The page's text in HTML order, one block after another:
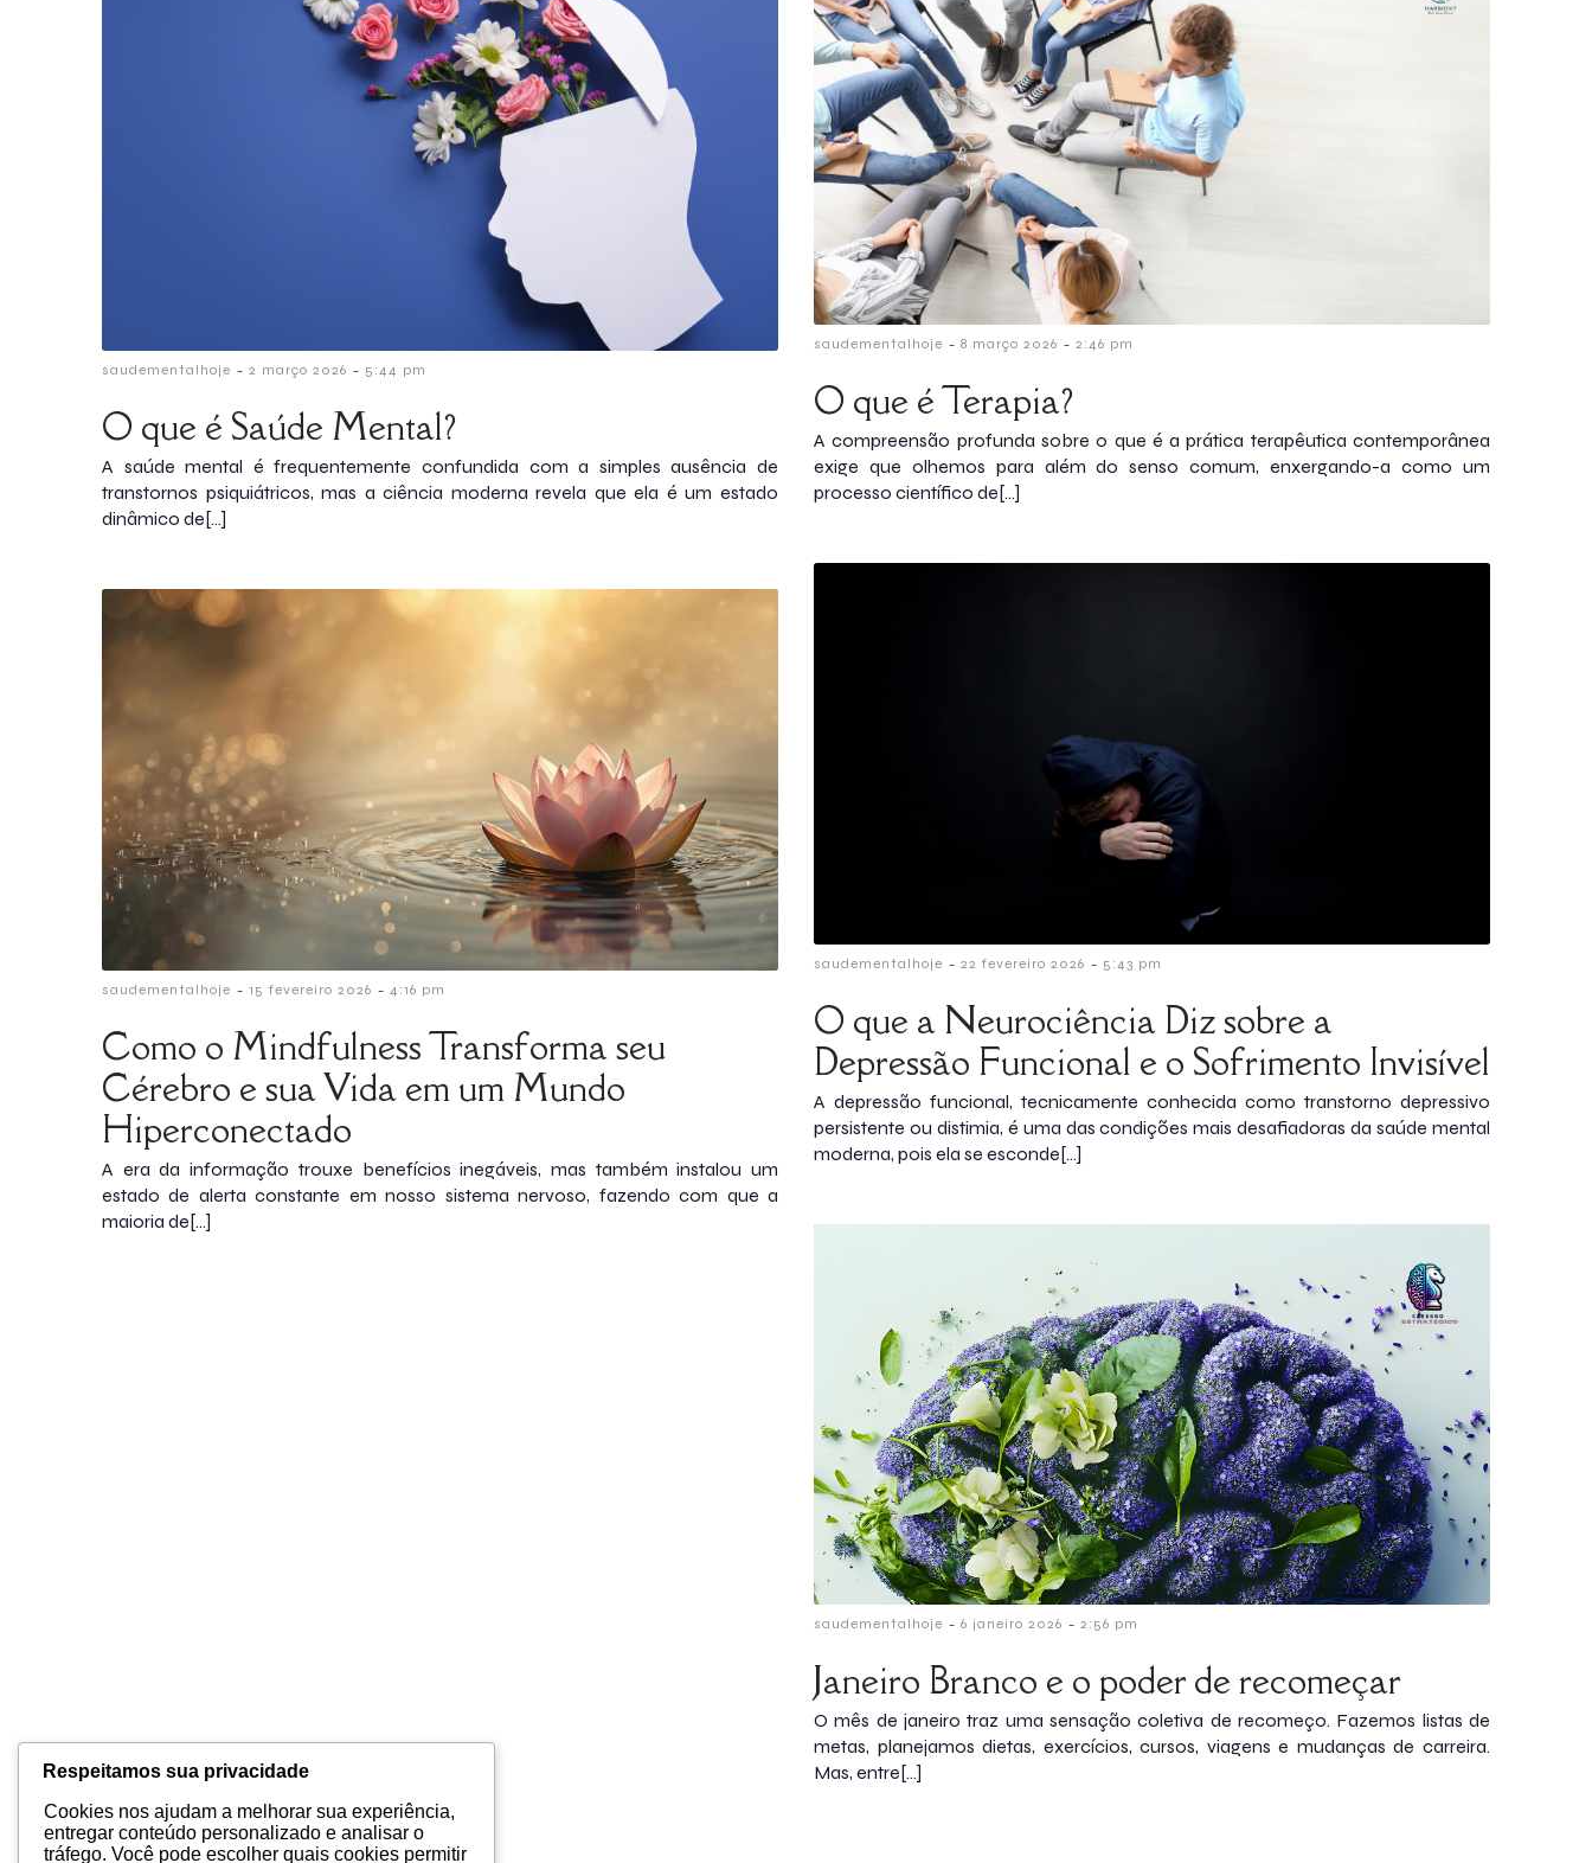
saudementalhoje - 8 março 2026 - 2:46 pm
O que é Terapia?
A compreensão profunda sobre o que é a prática terapêutica contemporânea
exige que olhemos para além do senso comum, enxergando-a como um
processo científico de[…]
saudementalhoje - 2 março 2026 - 5:44 pm
O que é Saúde Mental?
A saúde mental é frequentemente confundida com a simples ausência de
transtornos psiquiátricos, mas a ciência moderna revela que ela é um estado
dinâmico de[…]
saudementalhoje - 22 fevereiro 2026 - 5:43 pm
O que a Neurociência Diz sobre a
Depressão Funcional e o Sofrimento Invisível
A depressão funcional, tecnicamente conhecida como transtorno depressivo
persistente ou distimia, é uma das condições mais desafiadoras da saúde mental
moderna, pois ela se esconde[…]
saudementalhoje - 15 fevereiro 2026 - 4:16 pm
Como o Mindfulness Transforma seu
Cérebro e sua Vida em um Mundo
Hiperconectado
A era da informação trouxe benefícios inegáveis, mas também instalou um
estado de alerta constante em nosso sistema nervoso, fazendo com que a
maioria de[…]
saudementalhoje - 6 janeiro 2026 - 2:56 pm
Janeiro Branco e o poder de recomeçar
O mês de janeiro traz uma sensação coletiva de recomeço. Fazemos listas de
metas, planejamos dietas, exercícios, cursos, viagens e mudanças de carreira.
Mas, entre[…]
Respeitamos sua privacidade
Cookies nos ajudam a melhorar sua experiência,
entregar conteúdo personalizado e analisar o
tráfego. Você pode escolher quais cookies permitir